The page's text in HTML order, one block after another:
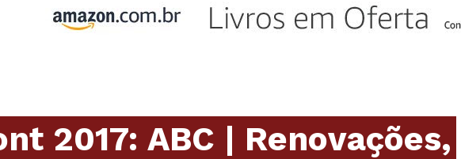
2017: ABC | Renovações,